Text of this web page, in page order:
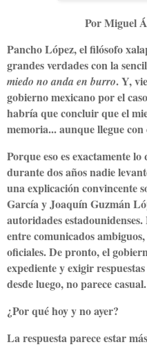
Por Miguel
Pancho López, el filósofo
grandes verdades con la
miedo no anda en burro. Y,
gobierno mexicano por el
habría que concluir que el
memoria... aunque llegue
Porque eso es exactamente
durante dos años nadie
una explicación convincente
García y Joaquín Guzmán
autoridades
entre comunicados
oficiales. De pronto, el
expediente y exigir
desde luego, no parece casual.
¿Por qué hoy y no ayer?
La respuesta parece estar